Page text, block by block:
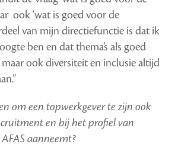
ook ‘wat is goed voor de
van mijn directiefunctie is dat ik
ben en dat thema’s als goed
ook diversiteit en inclusie altijd
om een topwerkgever te zijn ook
en bij het profiel van
aanneemt?